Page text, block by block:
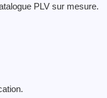
PLV sur mesure.